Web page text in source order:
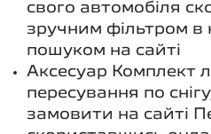
свого автомобіля
зручним фільтром в
пошуком на сайті
Аксесуар Комплект
пересування по
замовити на сайті